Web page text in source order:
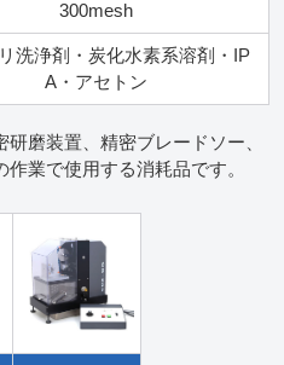
300mesh
洗浄剤・炭化水素系溶剤・IP
A・アセトン
磨装置、精密ブレードソー、
業で使用する消耗品です。​